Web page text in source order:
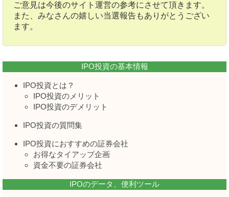
ご意見は今後のサイト運営の参考にさせて頂きます。
また、みなさんの嬉しい当選報告もありがとうござい
ます。
IPO投資の基本情報
IPO投資とは？
IPO投資のメリット
IPO投資のデメリット
IPO投資の質問集
IPO投資におすすめの証券会社
お得なタイアップ企画
資金不要の証券会社
IPOのデータ、便利ツール